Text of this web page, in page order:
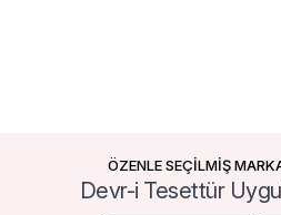
ÖZENLE SEÇİLMİŞ
Devr-i Tesettür